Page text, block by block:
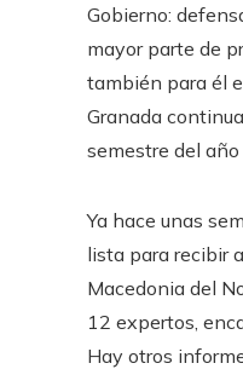
Gobierno:
mayor parte de
también para él
Granada
semestre del
Ya hace unas
lista para recibir
Macedonia del
12 expertos,
Hay otros